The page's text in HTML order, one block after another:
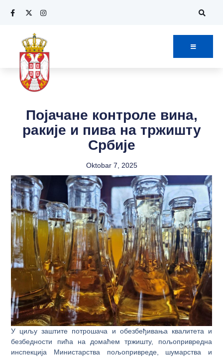
Појачане контроле вина,
ракије и пива на тржишту
Србије
Oktobar 7, 2025
У циљу заштите потрошача и обезбеђивања квалитета и
безбедности пића на домаћем тржишту, пољопривредна
инспекција Министарства пољопривреде, шумарства и